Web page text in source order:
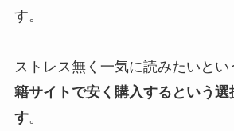
す。
ストレス無く一気に読みたいとい
籍サイトで安く購入するという選
す。